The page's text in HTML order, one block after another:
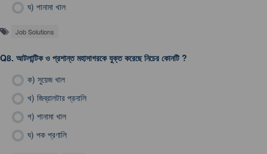
ঘ) পানামা খাল
Job Solutions
Q8. আটলান্টিক ও প্রশান্ত মহাসাগরকে যুক্ত করেছে নিচের কোনটি ?
ক) সুয়েজ খাল
খ) জিব্রালটার প্রনালি
গ) পানামা খাল
ঘ) পক প্রণালি